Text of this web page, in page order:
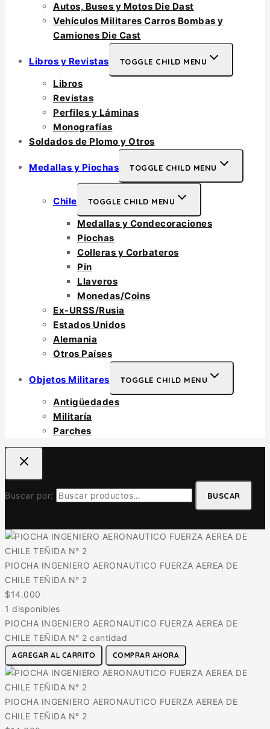
Autos, Buses y Motos Die Dast
Vehículos Militares Carros Bombas y
Camiones Die Cast
Libros y Revistas TOGGLE CHILD MENU
Libros
Revistas
Perfiles y Láminas
Monografías
Soldados de Plomo y Otros
Medallas y Piochas TOGGLE CHILD MENU
Chile TOGGLE CHILD MENU
Medallas y Condecoraciones
Piochas
Colleras y Corbateros
Pin
Llaveros
Monedas/Coins
Ex-URSS/Rusia
Estados Unidos
Alemania
Otros Países
Objetos Militares TOGGLE CHILD MENU
Antigüedades
Militaría
Parches
Buscar por: BUSCAR
PIOCHA INGENIERO AERONAUTICO FUERZA AEREA DE
CHILE TEÑIDA N° 2
$14.000
1 disponibles
PIOCHA INGENIERO AERONAUTICO FUERZA AEREA DE
CHILE TEÑIDA N° 2 cantidad
AGREGAR AL CARRITO COMPRAR AHORA
PIOCHA INGENIERO AERONAUTICO FUERZA AEREA DE
CHILE TEÑIDA N° 2